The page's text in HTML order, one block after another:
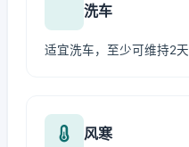
洗车
适宜洗车，至少可维持2天
风寒